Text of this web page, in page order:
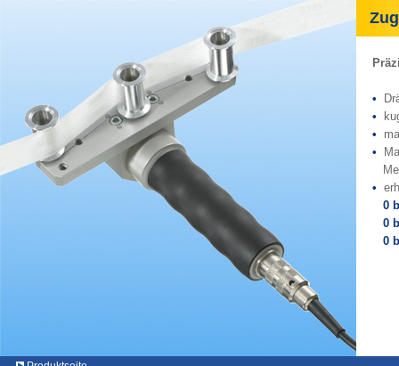
•
•
•
•
•
0
0
0